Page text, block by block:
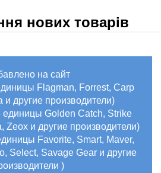
нових товарів
на сайт
Flagman, Forrest, Carp
и другие производители)
единицы Golden Catch, Strike
Zeox и другие производители)
Favorite, Smart, Maver,
Select, Savage Gear и другие
)